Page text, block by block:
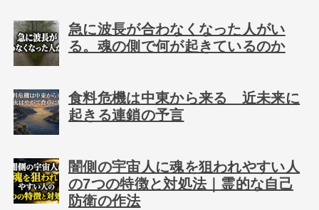
急に波長が合わなくなった人がい
る。魂の側で何が起きているのか
食料危機は中東から来る 近未来に
起きる連鎖の予言
闇側の宇宙人に魂を狙われやすい人
の7つの特徴と対処法｜霊的な自己
防衛の作法